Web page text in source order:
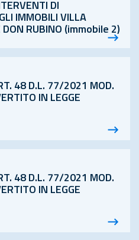
DI
IMMOBILI VILLA
RUBINO (immobile 2)
48 D.L. 77/2021 MOD.
IN LEGGE
48 D.L. 77/2021 MOD.
IN LEGGE